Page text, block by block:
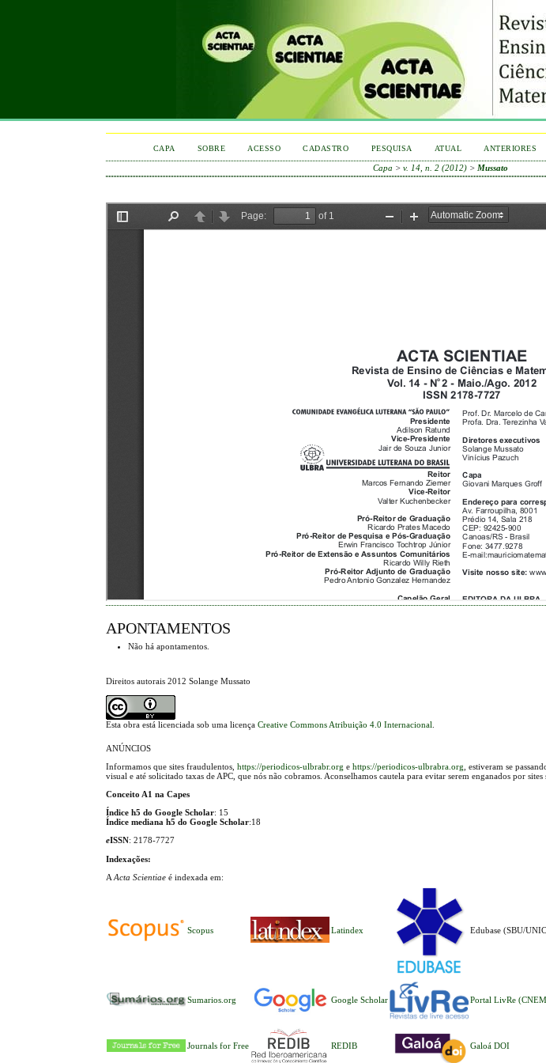
CAPA SOBRE ACESSO CADASTRO PESQUISA ATUAL ANTERIORES
Capa >v. 14, n. 2 (2012) > Mussato
APONTAMENTOS
Não há apontamentos.
Direitos autorais 2012 Solange Mussato
Esta obra está licenciada sob uma licençaCreative Commons Atribuição 4.0 Internacional
ANÚNCIOS
Informamos que sites fraudulentos,https://periodicos-ulbrabr.org ehttps://periodicos-ulbrabra.org , estiveram se
visual e até solicitado taxas de APC, que nós não cobramos. Aconselhamos cautela para evitar serem enganados por sites
Conceito A1 na Capes
Índice h5 do Google Scholar: 15
Índice mediana h5 do Google Scholar:18
eISSN: 2178-7727
Indexações:
AActa Scientiaeé indexada em:
Scopus Latindex Edubase (SBU/
Sumarios.org Google Scholar Portal LivRe
Journals for Free REDIB Galoá DOI